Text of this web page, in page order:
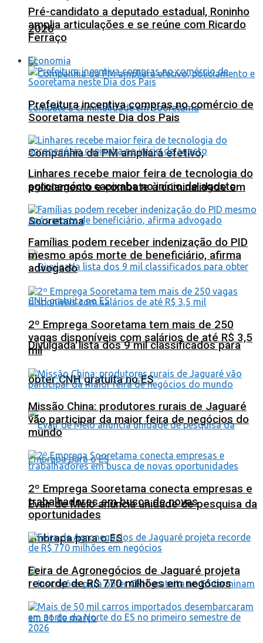
2026
Companhia da PM ampliará efetivo,
policiamento e combate à criminalidade em
Sooretama
Divulgada lista dos 9 mil classificados para
obter CNH gratuita no ES
Evair de Melo anuncia unidade de pesquisa da
Embrapa para o ES
Pré-candidato a deputado estadual, Roninho
amplia articulações e se reúne com Ricardo
Ferraço
Economia
Prefeitura incentiva compras no comércio de
Sooretama neste Dia dos Pais
Linhares recebe maior feira de tecnologia do
agronegócio capixaba no início de agosto
Famílias podem receber indenização do PID
mesmo após morte de beneficiário, afirma
advogado
2º Emprega Sooretama tem mais de 250
vagas disponíveis com salários de até R$ 3,5
mil
Missão China: produtores rurais de Jaguaré
vão participar da maior feira de negócios do
mundo
2º Emprega Sooretama conecta empresas e
trabalhadores em busca de novas
oportunidades
Feira de Agronegócios de Jaguaré projeta
recorde de R$ 770 milhões em negócios